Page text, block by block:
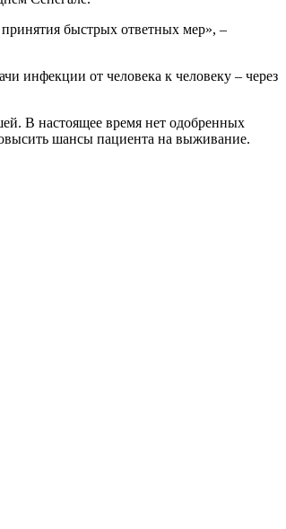
быстрых ответных мер», –
инфекции от человека к человеку – через
В настоящее время нет одобренных
шансы пациента на выживание.